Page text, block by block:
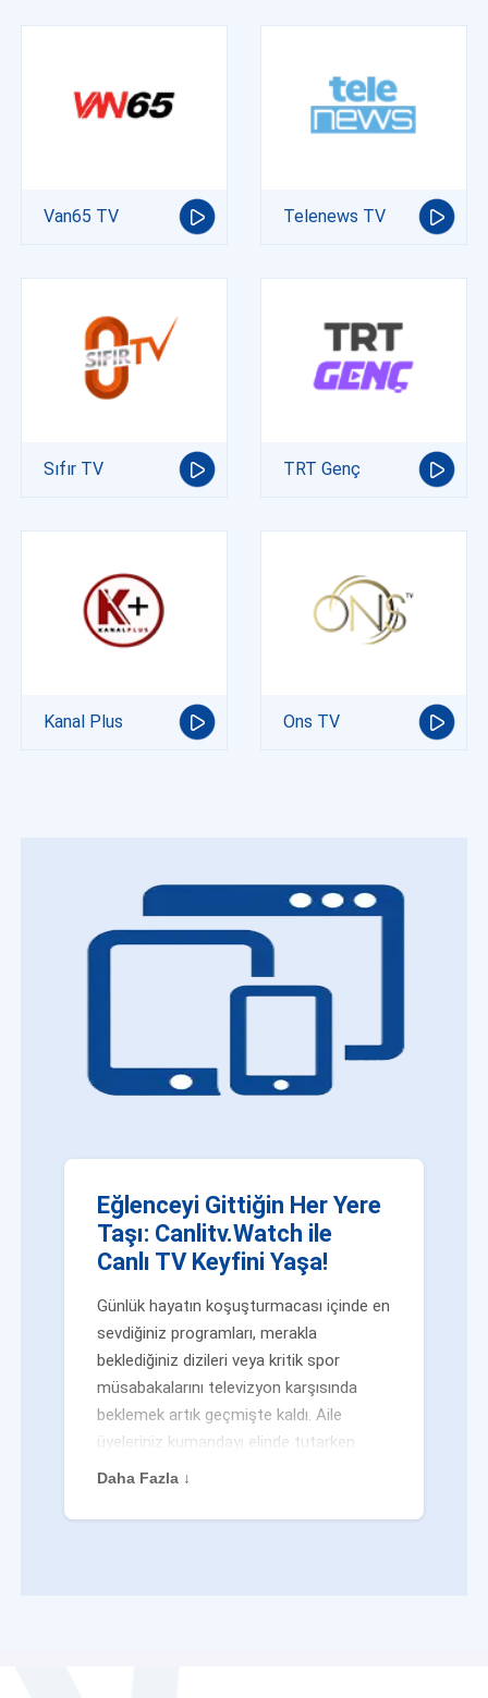
Van65 TV Telenews TV
Sıfır TV TRT Genç
Kanal Plus Ons TV
Eğlenceyi Gittiğin Her Yere
Taşı: Canlitv.Watch ile
Canlı TV Keyfini Yaşa!
Günlük hayatın koşuşturmacası içinde en
sevdiğiniz programları, merakla
beklediğiniz dizileri veya kritik spor
müsabakalarını televizyon karşısında
beklemek artık geçmişte kaldı. Aile
üyeleriniz kumandayı elinde tutarken
veya siz evden uzaktayken bile
değilsiniz. Geleneksel yayıncılığın
Daha Fazla ↓